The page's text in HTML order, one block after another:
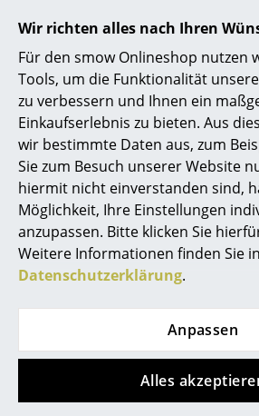
Wir richten alles nach Ihren
Für den smow Onlineshop nutzen
Tools, um die Funktionalität
zu verbessern und Ihnen ein
Einkaufserlebnis zu bieten. Aus
wir bestimmte Daten aus, zum
Sie zum Besuch unserer Website
hiermit nicht einverstanden sind,
Möglichkeit, Ihre Einstellungen
anzupassen. Bitte klicken Sie
Weitere Informationen finden Sie
Datenschutzerklärung.
Anpassen
Alles
Kleinaufbewahrung
Einzelteile
... alle Aufbewahrungsmöbel
Licht
Hängeleuchten &
Tischleuchten
Schreibtischleuchten
Stehleuchten & Leseleuchten
Wandleuchten
Hilfe & Service
Kontakt
Bezahlung
Versand
FAQ
Rückgabe & Umtausch
Unsere Vorteile auf einen Blick
USM Anfertigung nach Maß
Kostenlosen Versand nach
Schnelle Lieferung